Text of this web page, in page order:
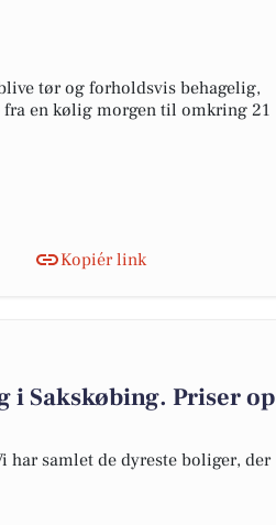
tør og forholdsvis behagelig,
en kølig morgen til omkring 21
Kopiér link
i Sakskøbing. Priser op
har samlet de dyreste boliger, der